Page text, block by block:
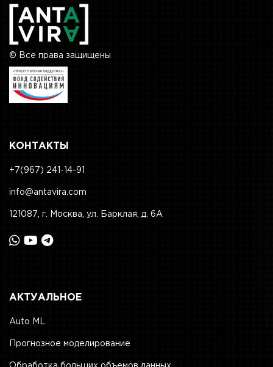
© Все права защищены
КОНТАКТЫ
+7(967) 241-14-91
info@antavira.com
121087, г. Москва, ул. Барклая, д. 6А
АКТУАЛЬНОЕ
Auto ML
Прогнозное моделирование